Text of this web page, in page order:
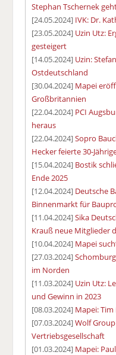
Stephan Tschernek
[24.05.2024] IVK: Dr.
[23.05.2024] Uzin Utz:
gesteigert
[14.05.2024] Uzin:
Ostdeutschland
[30.04.2024] Mapei
Großbritannien
[22.04.2024] PCI
heraus
[22.04.2024]Sopro
Hecker feierte 30-
[15.04.2024] Bostik
Ende 2025
[12.04.2024] Deutsche
Binnenmarkt für
[11.04.2024]Sika
Krauß neue Mitglieder
[10.04.2024] Mapei
[27.03.2024]
im Norden
[11.03.2024] Uzin Utz:
und Gewinn in 2023
[08.03.2024] Mapei:
[07.03.2024]Wolf
Vertriebsgesellschaft
[01.03.2024] Mapei: